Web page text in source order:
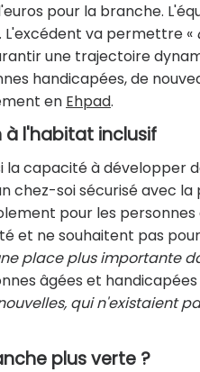
pour la branche.
L'excédent va permettre «
une trajectoire
handicapées, de
en Ehpad.
à l'habitat inclusif
la capacité à développer
chez-soi sécurisé avec
pour les
et ne souhaitent pas
place plus importante
âgées et
qui n'existaient
plus verte ?